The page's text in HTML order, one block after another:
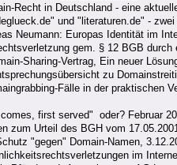
Recht in Deutschland - eine
und "literaturen.de" -
Neumann: Europas Identität im
gem. § 12 BGB
Sharing-Vertrag, Ein neuer
zu
Fälle in der praktischen
first served" ­ oder? Februar
zum Urteil des BGH vom
"gegen" Domain-Namen,
im